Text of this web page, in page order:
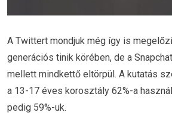
A Twittert mondjuk még így is
generációs tinik körében, de a
mellett mindkettő eltörpül. A kutatás
a 13-17 éves korosztály 62%-a
pedig 59%-uk.